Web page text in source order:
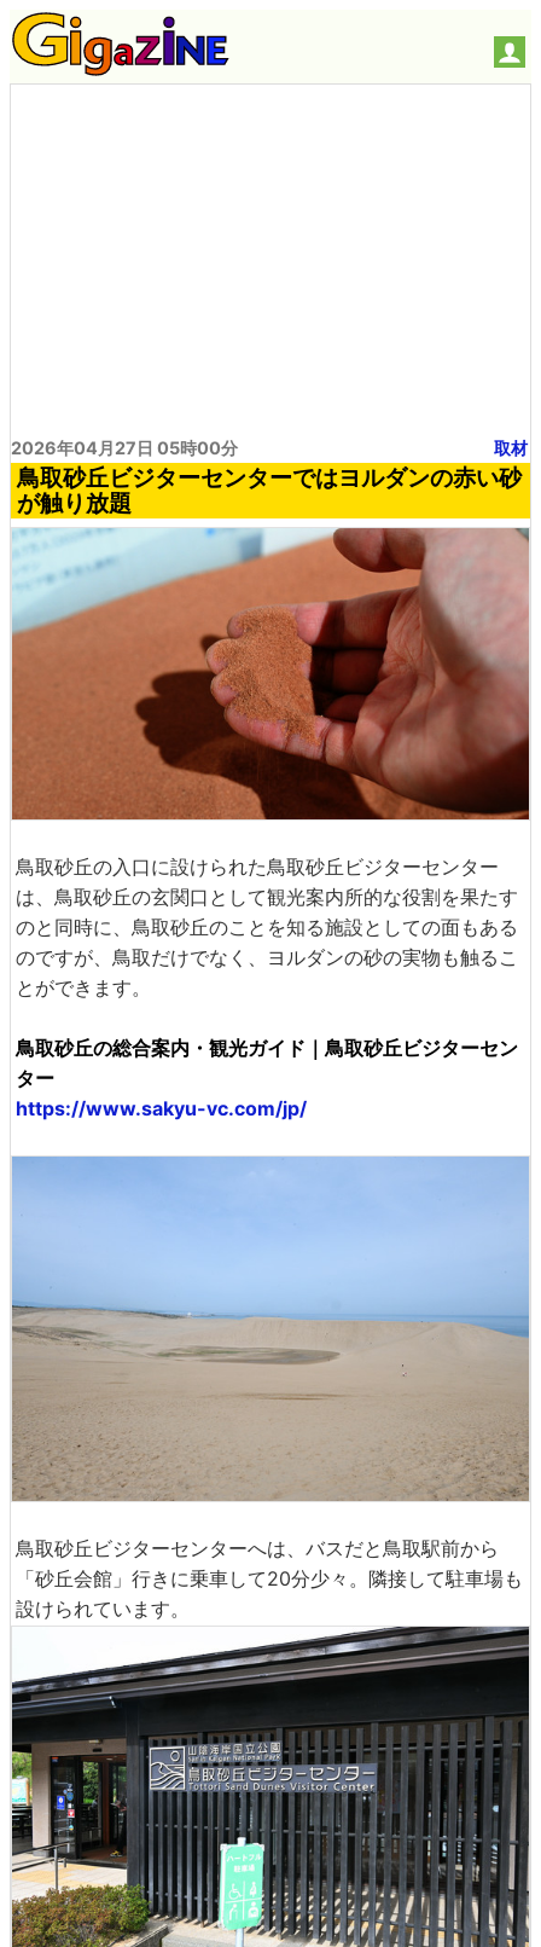
2026年04月27日 05時00分 取材
鳥取砂丘ビジターセンターではヨルダンの赤い砂
が触り放題
鳥取砂丘の入口に設けられた鳥取砂丘ビジターセンター
は、鳥取砂丘の玄関口として観光案内所的な役割を果たす
のと同時に、鳥取砂丘のことを知る施設としての面もある
のですが、鳥取だけでなく、ヨルダンの砂の実物も触るこ
とができます。
鳥取砂丘の総合案内・観光ガイド｜鳥取砂丘ビジターセン
ター
https://www.sakyu-vc.com/jp/
鳥取砂丘ビジターセンターへは、バスだと鳥取駅前から
「砂丘会館」行きに乗車して20分少々。隣接して駐車場も
設けられています。